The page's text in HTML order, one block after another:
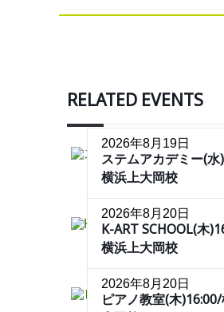
RELATED EVENTS
2026年8月19日
ステムアカデミー(
横浜上大岡校
2026年8月20日
K-ART SCHOOL(木
横浜上大岡校
2026年8月20日
ピアノ教室(木